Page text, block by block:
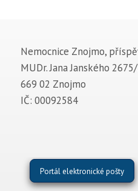
Nemocnice Znojmo,
MUDr. Jana Janského
669 02 Znojmo
IČ: 00092584
Portál elektronické pošty